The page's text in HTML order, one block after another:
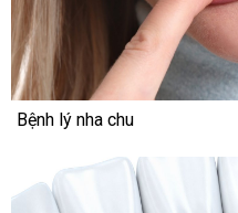
Bệnh lý nha chu